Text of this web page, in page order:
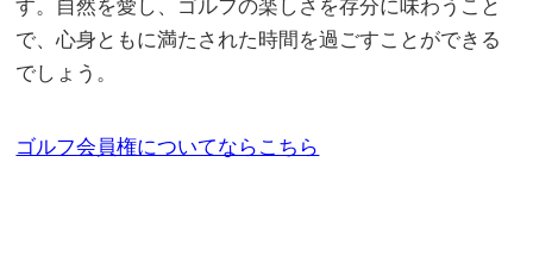
す。自然を愛し、ゴルフの楽しさを存分に味わうこと
で、心身ともに満たされた時間を過ごすことができる
でしょう。
ゴルフ会員権についてならこちら